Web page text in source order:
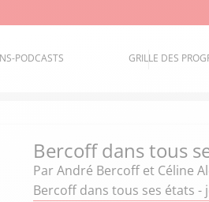
PODCASTS GRILLE DES
Bercoff dans tous
Par André Bercoff et Céline
Bercoff dans tous ses états -